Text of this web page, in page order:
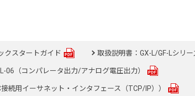
クスタートガイド 取扱説明書：GX-L/GF-Lシリー
06（コンパレータ出力/アナログ電圧出力）
続用イーサネット・インタフェース（TCP/IP））